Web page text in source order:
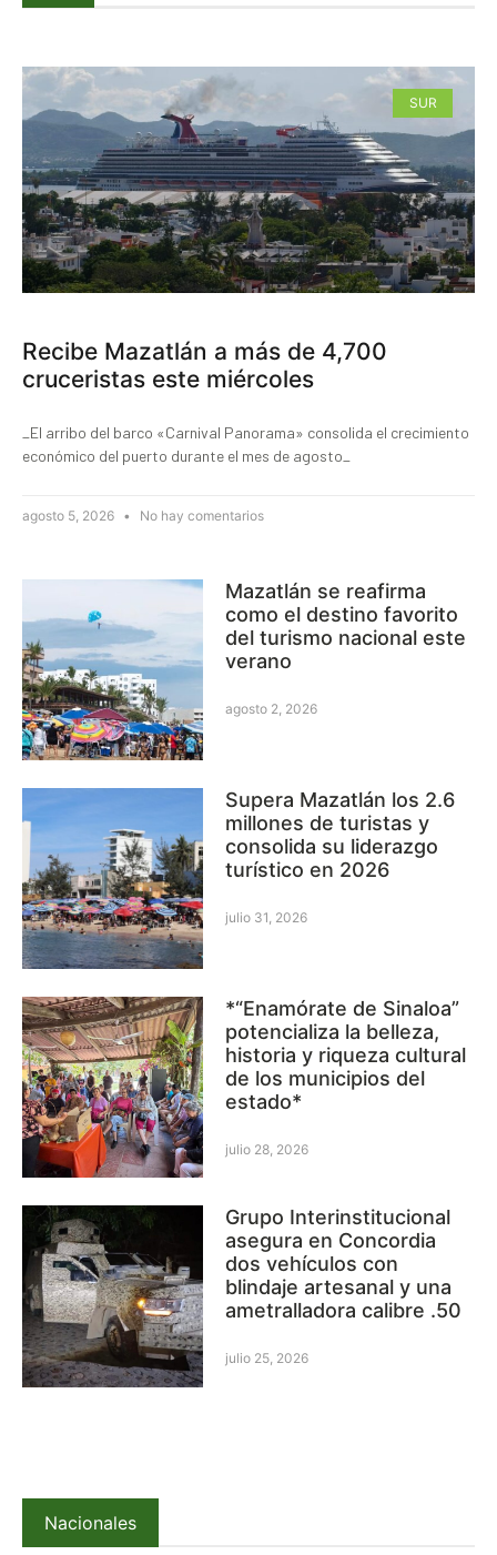
SUR
Recibe Mazatlán a más de 4,700
cruceristas este miércoles
_El arribo del barco «Carnival Panorama» consolida el crecimiento
económico del puerto durante el mes de agosto_
agosto 5, 2026 No hay comentarios
Mazatlán se reafirma
como el destino favorito
del turismo nacional este
verano
agosto 2, 2026
Supera Mazatlán los 2.6
millones de turistas y
consolida su liderazgo
turístico en 2026
julio 31, 2026
*“Enamórate de Sinaloa”
potencializa la belleza,
historia y riqueza cultural
de los municipios del
estado*
julio 28, 2026
Grupo Interinstitucional
asegura en Concordia
dos vehículos con
blindaje artesanal y una
ametralladora calibre .50
julio 25, 2026
Nacionales